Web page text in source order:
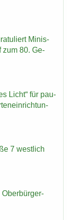
Mi­nis­
zum 80. Ge­
Licht“ für pau­
7 west­lich
Ober­bür­ger­